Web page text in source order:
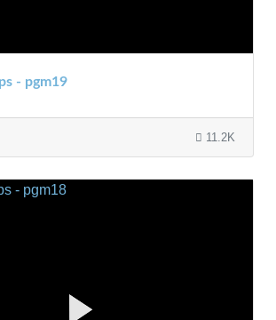
- pgm19
11.2K